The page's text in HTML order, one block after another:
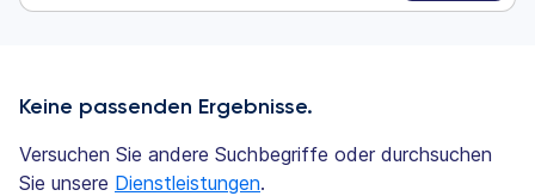
Keine passenden Ergebnisse.
Versuchen Sie andere Suchbegriffe oder durchsuchen
Sie unsere Dienstleistungen.